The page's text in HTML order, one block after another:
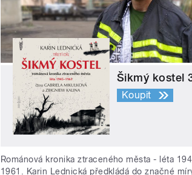
Šikmý kostel
Koupit
Románová kronika ztraceného města - léta
1961. Karin Lednická předkládá do značné